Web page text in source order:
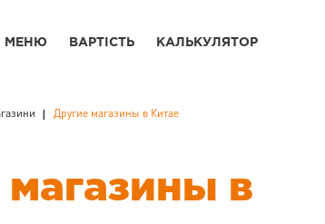
в
Другие магазины в Китае
МЕНЮ ВАРТІСТЬ КАЛЬКУЛЯТОР